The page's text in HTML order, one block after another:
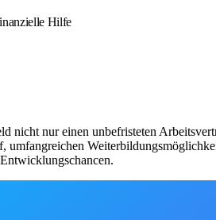
Hilfe
nur einen unbefristeten